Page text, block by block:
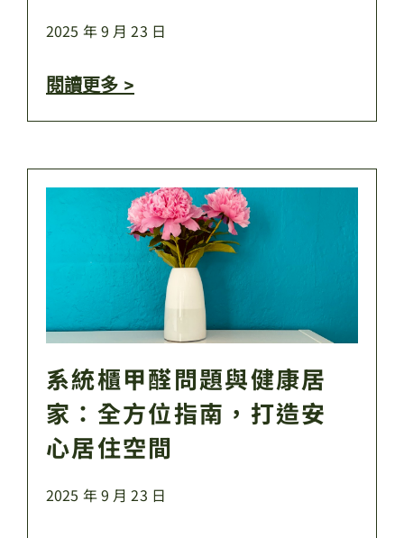
2025 年 9 月 23 日
閱讀更多 >
系統櫃甲醛問題與健康居
家：全方位指南，打造安
心居住空間
2025 年 9 月 23 日